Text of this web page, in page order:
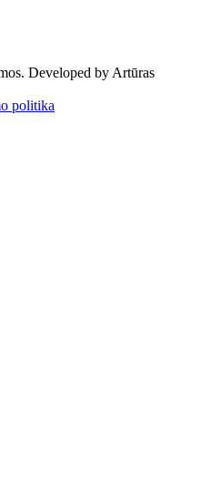
Developed by Artūras
politika